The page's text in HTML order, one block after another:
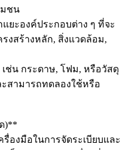
มชน
ยะองค์ประกอบต่าง ๆ ที่จะ
งสร้างหลัก, สิ่งแวดล้อม,
ช่น กระดาษ, โฟม, หรือวัสดุ
ะสามารถทดลองใช้หรือ
)**
องมือในการจัดระเบียบและ